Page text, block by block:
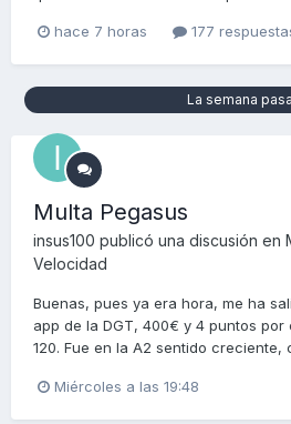
hace 7 horas 177
La semana
Multa Pegasus
insus100 publicó una discusión en
Velocidad
Buenas, pues ya era hora, me ha
app de la DGT, 400€ y 4 puntos por
120. Fue en la A2 sentido creciente,
Miércoles a las 19:48